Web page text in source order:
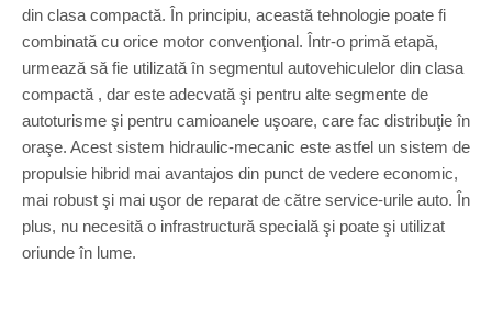
din clasa compactă. În principiu, această tehnologie poate fi
combinată cu orice motor convenţional. Într-o primă etapă,
urmează să fie utilizată în segmentul autovehiculelor din clasa
compactă , dar este adecvată şi pentru alte segmente de
autoturisme şi pentru camioanele uşoare, care fac distribuţie în
oraşe. Acest sistem hidraulic-mecanic este astfel un sistem de
propulsie hibrid mai avantajos din punct de vedere economic,
mai robust şi mai uşor de reparat de către service-urile auto. În
plus, nu necesită o infrastructură specială şi poate şi utilizat
oriunde în lume.